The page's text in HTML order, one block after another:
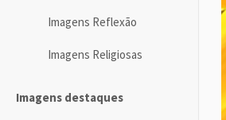
Imagens Reflexão
Imagens Religiosas
Imagens destaques